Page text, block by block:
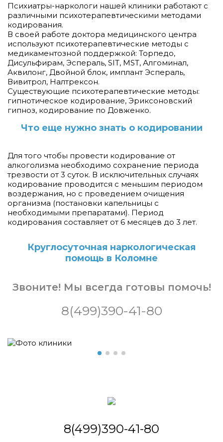
Психиатры-наркологи нашей клиники работают с
различными психотерапевтическими методами
кодирования.
В своей работе доктора медицинского центра
используют психотерапевтические методы с
медикаментозной поддержкой: Торпедо,
Дисульфирам, Эспераль, SIT, MST, Алгоминал,
Аквилонг, Двойной блок, имплант Эспераль,
Вивитрол, Налтрексон.
Существующие психотерапевтические методы:
гипнотическое кодирование, Эриксоновский
гипноз, кодирование по Довженко.
Что еще нужно знать о кодировании
Для того чтобы провести кодирование от
алкоголизма необходимо сохранение периода
трезвости от 3 суток. В исключительных случаях
кодирование проводится с меньшим периодом
воздержания, но с проведением очищения
организма (постановки капельницы с
необходимыми препаратами). Период
кодирования составляет от 6 месяцев до 3 лет.
Круглосуточная наркологическая
помощь в Коломне
Звоните! Мы всегда готовы помочь!
8(499)390-41-80
8(499)390-41-80